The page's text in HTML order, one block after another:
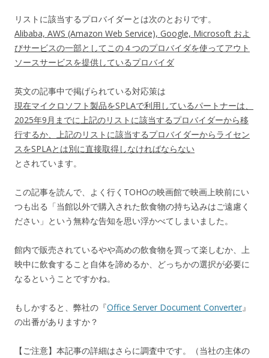
リストに該当するプロバイダーとは次のとおりです。
Alibaba, AWS (Amazon Web Service), Google, Microsoft およ
びサービスの一部としてこの４つのプロバイダを使ってアウト
ソースサービスを提供しているプロバイダ
英文の記事中で掲げられている対応策は
現在マイクロソフト製品をSPLAで利用しているパートナーは、
2025年9月までに上記のリストに該当するプロバイダーから移
行するか、上記のリストに該当するプロバイダーからライセン
スをSPLAとは別に直接取得しなければならない
とされています。
この記事を読んで、よく行くTOHOの映画館で映画上映前にい
つも出る「当館以外で購入された飲食物の持ち込みはご遠慮く
ださい」という無粋な告知を思い浮かべてしまいました。
館内で販売されているやや高めの飲食物を買って楽しむか、上
映中に飲食すること自体を諦めるか、どっちかの選択が必要に
なるということですかね。
もしかすると、弊社の『Office Server Document Converter』
の出番がありますか？
【ご注意】本記事の詳細はさらに調査中です。（当社の主体の